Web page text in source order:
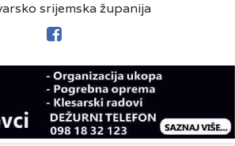
srijemska županija